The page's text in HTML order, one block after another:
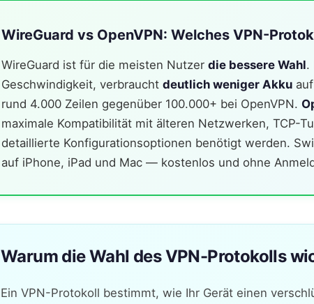
WireGuard vs OpenVPN: Welches VPN-
WireGuard ist für die meisten Nutzer die bessere Wahl.
Geschwindigkeit, verbraucht deutlich weniger Akku
rund 4.000 Zeilen gegenüber 100.000+ bei OpenVPN.
maximale Kompatibilität mit älteren Netzwerken, TCP-
detaillierte Konfigurationsoptionen benötigt werden.
auf iPhone, iPad und Mac — kostenlos und ohne
Warum die Wahl des VPN-Protokolls
Ein VPN-Protokoll bestimmt, wie Ihr Gerät einen